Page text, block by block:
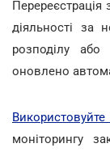
діяльності за
розподілу або
оновлено
моніторингу